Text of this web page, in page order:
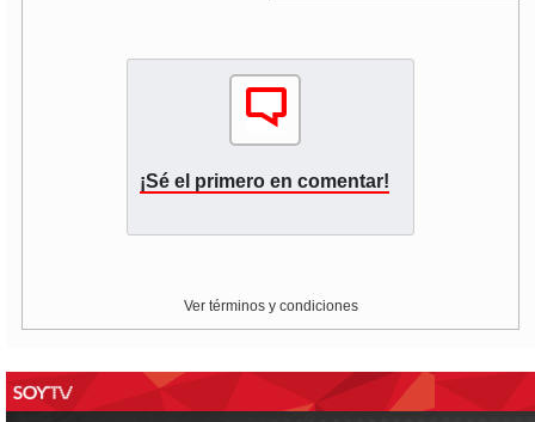
¡Sé el primero en comentar!
Ver términos y condiciones